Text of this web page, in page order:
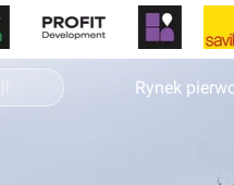
Rynek